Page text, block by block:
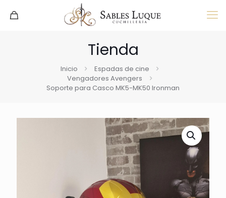
Tienda
Inicio
Espadas de cine
Vengadores Avengers
Soporte para Casco MK5-MK50 Ironman